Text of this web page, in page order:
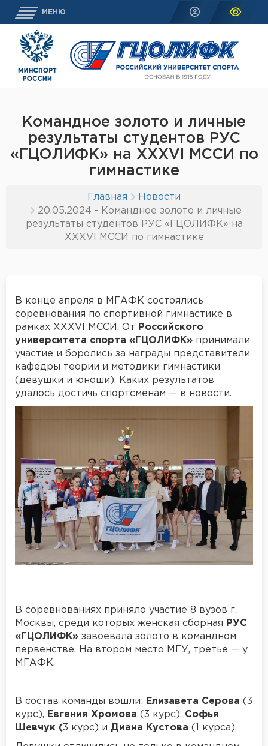
МЕНЮ
Командное золото и личные
результаты студентов РУС
«ГЦОЛИФК» на XXXVI МССИ по
гимнастике
Главная
Новости
20.05.2024 - Командное золото и личные
результаты студентов РУС «ГЦОЛИФК» на
XXXVI МССИ по гимнастике
В конце апреля в МГАФК состоялись
соревнования по спортивной гимнастике в
рамках XXXVI МССИ. От Российского
университета спорта «ГЦОЛИФК» принимали
участие и боролись за награды представители
кафедры теории и методики гимнастики
(девушки и юноши). Каких результатов
удалось достичь спортсменам — в новости.
В соревнованиях приняло участие 8 вузов г.
Москвы, среди которых женская сборная РУС
«ГЦОЛИФК» завоевала золото в командном
первенстве. На втором место МГУ, третье — у
МГАФК.
В состав команды вошли: Елизавета Серова (3
курс), Евгения Хромова (3 курс), Софья
Шевчук (3 курс) и Диана Кустова (1 курса).